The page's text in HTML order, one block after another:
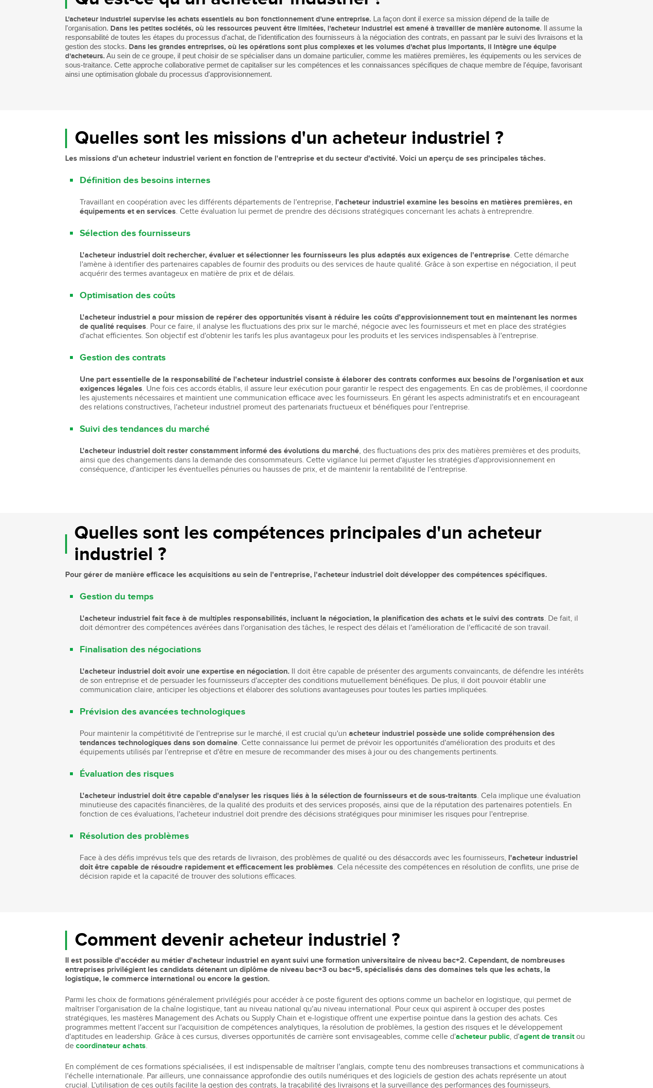
L'acheteur industriel supervise les achats essentiels au bon fonctionnement d'une entreprise. La façon dont il exerce sa mission dépend de la taille de
l'organisation. Dans les petites sociétés, où les ressources peuvent être limitées, l'acheteur industriel est amené à travailler de manière autonome. Il assume la
responsabilité de toutes les étapes du processus d'achat, de l'identification des fournisseurs à la négociation des contrats, en passant par le suivi des livraisons et la
gestion des stocks. Dans les grandes entreprises, où les opérations sont plus complexes et les volumes d'achat plus importants, il intègre une équipe
d'acheteurs. Au sein de ce groupe, il peut choisir de se spécialiser dans un domaine particulier, comme les matières premières, les équipements ou les services de
sous-traitance. Cette approche collaborative permet de capitaliser sur les compétences et les connaissances spécifiques de chaque membre de l'équipe, favorisant
ainsi une optimisation globale du processus d'approvisionnement.
Quelles sont les missions d'un acheteur industriel ?
Les missions d'un acheteur industriel varient en fonction de l'entreprise et du secteur d'activité. Voici un aperçu de ses principales tâches.
Définition des besoins internes
Travaillant en coopération avec les différents départements de l'entreprise, l'acheteur industriel examine les besoins en matières premières, en
équipements et en services. Cette évaluation lui permet de prendre des décisions stratégiques concernant les achats à entreprendre.
Sélection des fournisseurs
L'acheteur industriel doit rechercher, évaluer et sélectionner les fournisseurs les plus adaptés aux exigences de l'entreprise. Cette démarche
l'amène à identifier des partenaires capables de fournir des produits ou des services de haute qualité. Grâce à son expertise en négociation, il peut
acquérir des termes avantageux en matière de prix et de délais.
Optimisation des coûts
L'acheteur industriel a pour mission de repérer des opportunités visant à réduire les coûts d'approvisionnement tout en maintenant les normes
de qualité requises. Pour ce faire, il analyse les fluctuations des prix sur le marché, négocie avec les fournisseurs et met en place des stratégies
d'achat efficientes. Son objectif est d'obtenir les tarifs les plus avantageux pour les produits et les services indispensables à l'entreprise.
Gestion des contrats
Une part essentielle de la responsabilité de l'acheteur industriel consiste à élaborer des contrats conformes aux besoins de l'organisation et aux
exigences légales. Une fois ces accords établis, il assure leur exécution pour garantir le respect des engagements. En cas de problèmes, il coordonne
les ajustements nécessaires et maintient une communication efficace avec les fournisseurs. En gérant les aspects administratifs et en encourageant
des relations constructives, l'acheteur industriel promeut des partenariats fructueux et bénéfiques pour l'entreprise.
Suivi des tendances du marché
L'acheteur industriel doit rester constamment informé des évolutions du marché, des fluctuations des prix des matières premières et des produits,
ainsi que des changements dans la demande des consommateurs. Cette vigilance lui permet d'ajuster les stratégies d'approvisionnement en
conséquence, d'anticiper les éventuelles pénuries ou hausses de prix, et de maintenir la rentabilité de l'entreprise.
Quelles sont les compétences principales d'un acheteur
industriel ?
Pour gérer de manière efficace les acquisitions au sein de l'entreprise, l'acheteur industriel doit développer des compétences spécifiques.
Gestion du temps
L'acheteur industriel fait face à de multiples responsabilités, incluant la négociation, la planification des achats et le suivi des contrats. De fait, il
doit démontrer des compétences avérées dans l'organisation des tâches, le respect des délais et l'amélioration de l'efficacité de son travail.
Finalisation des négociations
L'acheteur industriel doit avoir une expertise en négociation. Il doit être capable de présenter des arguments convaincants, de défendre les intérêts
de son entreprise et de persuader les fournisseurs d'accepter des conditions mutuellement bénéfiques. De plus, il doit pouvoir établir une
communication claire, anticiper les objections et élaborer des solutions avantageuses pour toutes les parties impliquées.
Prévision des avancées technologiques
Pour maintenir la compétitivité de l'entreprise sur le marché, il est crucial qu'unacheteur industriel possède une solide compréhension des
tendances technologiques dans son domaine. Cette connaissance lui permet de prévoir les opportunités d'amélioration des produits et des
équipements utilisés par l'entreprise et d'être en mesure de recommander des mises à jour ou des changements pertinents.
Évaluation des risques
L'acheteur industriel doit être capable d'analyser les risques liés à la sélection de fournisseurs et de sous-traitants. Cela implique une évaluation
minutieuse des capacités financières, de la qualité des produits et des services proposés, ainsi que de la réputation des partenaires potentiels. En
fonction de ces évaluations, l'acheteur industriel doit prendre des décisions stratégiques pour minimiser les risques pour l'entreprise.
Résolution des problèmes
Face à des défis imprévus tels que des retards de livraison, des problèmes de qualité ou des désaccords avec les fournisseurs, l'acheteur industriel
doit être capable de résoudre rapidement et efficacement les problèmes. Cela nécessite des compétences en résolution de conflits, une prise de
décision rapide et la capacité de trouver des solutions efficaces.
Comment devenir acheteur industriel ?
Il est possible d'accéder au métier d'acheteur industriel en ayant suivi une formation universitaire de niveau bac+2. Cependant, de nombreuses
entreprises privilégient les candidats détenant un diplôme de niveau bac+3 ou bac+5, spécialisés dans des domaines tels que les achats, la
logistique, le commerce international ou encore la gestion.
Parmi les choix de formations généralement privilégiés pour accéder à ce poste figurent des options comme un bachelor en logistique, qui permet de
maîtriser l'organisation de la chaîne logistique, tant au niveau national qu'au niveau international. Pour ceux qui aspirent à occuper des postes
stratégiques, les mastères Management des Achats ou Supply Chain et e-logistique offrent une expertise pointue dans la gestion des achats. Ces
programmes mettent l'accent sur l'acquisition de compétences analytiques, la résolution de problèmes, la gestion des risques et le développement
d'aptitudes en leadership. Grâce à ces cursus, diverses opportunités de carrière sont envisageables, comme celle d'acheteur public, d'agent de transitou
decoordinateur achats.
En complément de ces formations spécialisées, il est indispensable de maîtriser l'anglais, compte tenu des nombreuses transactions et communications à
l'échelle internationale. Par ailleurs, une connaissance approfondie des outils numériques et des logiciels de gestion des achats représente un atout
crucial. L'utilisation de ces outils facilite la gestion des contrats, la traçabilité des livraisons et la surveillance des performances des fournisseurs,
Le programme International à l'ESGCI
Étudier à l'international
Double diplôme
Projets et voyages
Programme Disney
Former vos collaborateurs
Bachelor Marketing digital
Bachelor Commerce Marketing
spécialisation International
Bachelor Communication, projets
événementiels et digitaux
Commercial et Marketing
Mastère Supply Chain et e-Logistique
Mastère Marketing du Luxe
Mastère Business Development
Mastère Marketing Produit :
Cosmétiques et Bien-être
MBA Management et Gestion d'un
Centre de Profit